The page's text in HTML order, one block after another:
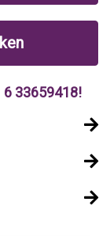
6 33659418!